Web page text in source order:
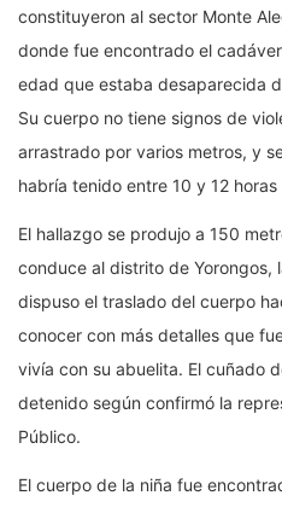
constituyeron al sector Monte
donde fue encontrado el
edad que estaba desaparecida
Su cuerpo no tiene signos de
arrastrado por varios metros, y
habría tenido entre 10 y 12
El hallazgo se produjo a 150
conduce al distrito de Yorongos,
dispuso el traslado del cuerpo
conocer con más detalles que
vivía con su abuelita. El cuñado
detenido según confirmó la
Público.
El cuerpo de la niña fue